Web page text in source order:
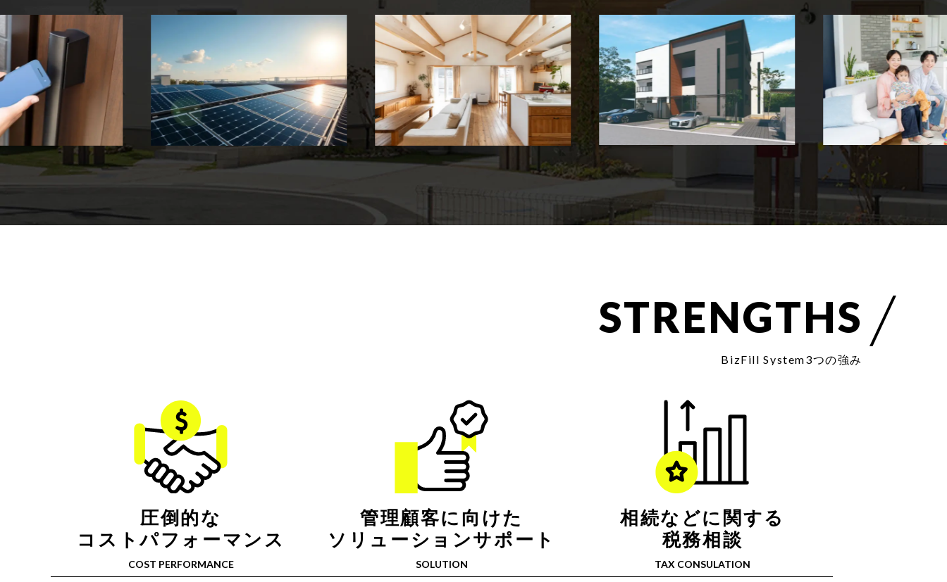
STRENGTHS
B izFill System3つの強み
圧倒的な
コストパフォーマンス
COST PERFORMANCE
管理顧客に向けた
ソリューションサポート
SOLUTION
相続などに関する
税務相談
TAX CONSULATION